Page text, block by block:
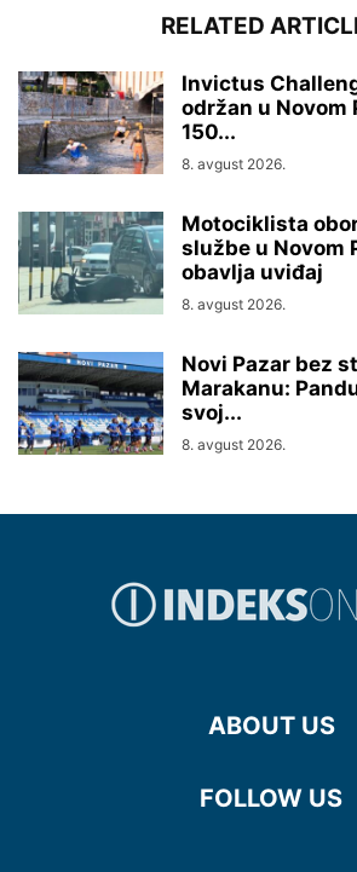
RELATED
Invictus
održan u Novom
150...
8. avgust 2026.
Motociklista
službe u Novom
obavlja uviđaj
8. avgust 2026.
Novi Pazar bez
Marakanu:
svoj...
8. avgust 2026.
ABOUT US
FOLLOW US